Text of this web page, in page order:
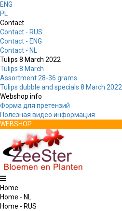
ENG
PL
Contact
Contact - RUS
Contact - ENG
Contact - NL
Tulips 8 March 2022
Tulips 8 March
Assortment 28-36 grams
Tulips dubble and specials 8 March 2022
Webshop info
Форма для претензий
Полезная видео информация
WEBSHOP
Home
Home - NL
Home - RUS